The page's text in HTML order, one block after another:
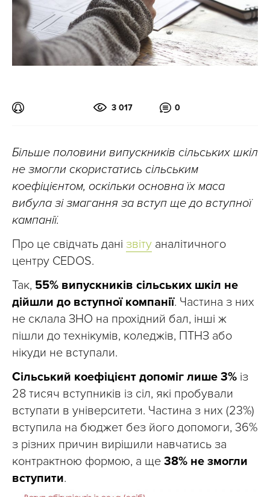
3 017 0
Більше половини випускників сільських шкіл
не змогли скористатись сільським
коефіцієнтом, оскільки основна їх маса
вибула зі змагання за вступ ще до вступної
кампанії.
Про це свідчать дані звіту аналітичного
центру CEDOS.
Так, 55% випускників сільських шкіл не
дійшли до вступної компанії. Частина з них
не склала ЗНО на прохідний бал, інші ж
пішли до технікумів, коледжів, ПТНЗ або
нікуди не вступали.
Сільський коефіцієнт допоміг лише 3% із
28 тисяч вступників із сіл, які пробували
вступати в університети. Частина з них (23%)
вступила на бюджет без його допомоги, 36%
з різних причин вирішили навчатись за
контрактною формою, а ще 38% не змогли
вступити.